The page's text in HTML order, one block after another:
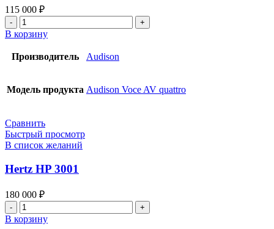
115 000 ₽
В корзину
Производитель Audison
Модель продукта Audison Voce AV quattro
Сравнить
Быстрый просмотр
В список желаний
Hertz HP 3001
180 000 ₽
В корзину